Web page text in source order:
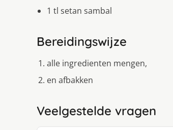
1 tl setan sambal
Bereidingswijze
alle ingredienten mengen,
en afbakken
Veelgestelde vragen